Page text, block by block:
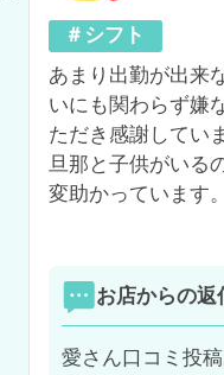
＃シフト
あまり出勤が出来
いにも関わらず嫌
ただき感謝してい
旦那と子供がいる
変助かっています。
お店からの返
愛さん口コミ投